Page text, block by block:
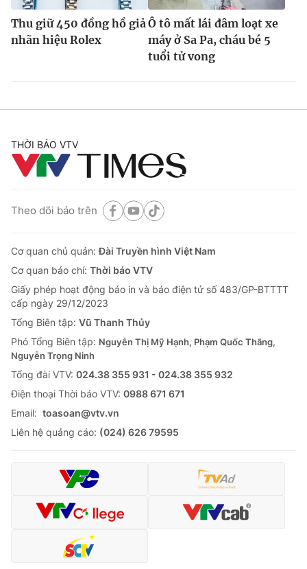
Thu giữ 450 đồng hồ giả
nhãn hiệu Rolex
Ô tô mất lái đâm loạt xe
máy ở Sa Pa, cháu bé 5
tuổi tử vong
THỜI BÁO VTV
Theo dõi báo trên
Cơ quan chủ quản:Đài Truyền hình Việt Nam
Cơ quan báo chí: Thời báo VTV
Giấy phép hoạt động báo in và báo điện tử số 483/GP-BTTTT
cấp ngày 29/12/2023
Tổng Biên tập: Vũ Thanh Thủy
Phó Tổng Biên tập: Nguyễn Thị Mỹ Hạnh, Phạm Quốc Thắng,
Nguyễn Trọng Ninh
Tổng đài VTV: 024.38 355 931 - 024.38 355 932
Ðiện thoại Thời báo VTV: 0988 671 671
Email: toasoan@vtv.vn
Liên hệ quảng cáo: (024) 626 79595